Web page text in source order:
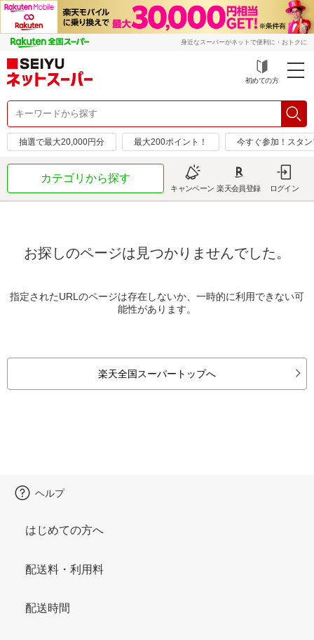
身近なスーパーがネットで便利に・おトクに
初めての方
抽選で最大20,000円分 最大200ポイント！ 今すぐ参加！スタ
カテゴリから探す
キャンペーン 楽天会員登録 ログイン
お探しのページは見つかりませんでした。
指定されたURLのページは存在しないか、一時的に利用できない可
能性があります。
楽天全国スーパートップへ
ヘルプ
はじめての方へ
配送料・利用料
配送時間